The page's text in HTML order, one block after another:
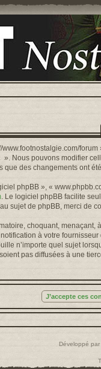
Nous pouvons modifier
des changements ont
phpBB », «
. Le logiciel phpBB facilite
sujet de phpBB, merci de
choquant,
à votre
n’importe quel sujet
pas diffusées à une
Développé par